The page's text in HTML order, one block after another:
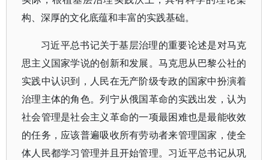
构、深厚的文化底蕴和丰富的实践基础。
习近平总书记关于基层治理的重要论述是对马克
思主义国家学说的创新和发展。马克思从巴黎公社的
实践中认识到，人民在无产阶级专政的国家中扮演着
治理主体的角色。列宁从俄国革命的实践出发，认为
社会管理是社会主义革命的一项最困难也是最能收效
的任务，应该普遍吸收所有劳动者来管理国家，使全
体人民都学习管理并且开始管理。习近平总书记从巩